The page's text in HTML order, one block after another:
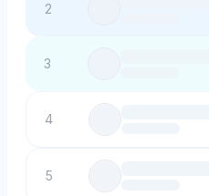
2
3
4
5